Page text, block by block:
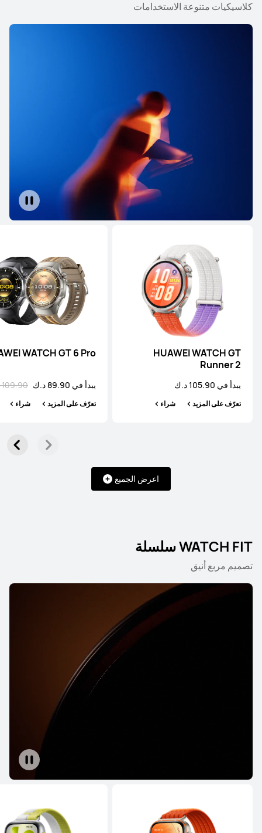
كلاسيكيات متنوعة الاستخدامات
HUAWEI WATCH GT
Runner 2
يبدأ في 105.90 د.ك
تعرّف على المزيد شراء
WATCH GT 6 Pro
يبدأ في 89.90 د.ك 109.90 د.ك
تعرّف على المزيد شراء
اعرض الجميع
WATCH FIT سلسلة
تصميم مربع أنيق
WATCH Ultimate سلسلة
HUAWEI WATCH Ultimate 2
229.90 د.ك
WATCH سلسلة